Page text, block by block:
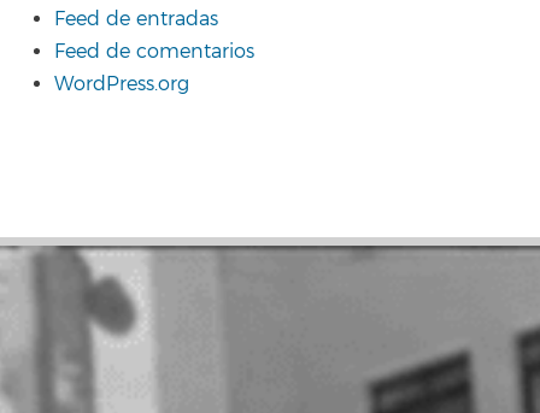
Feed de entradas
Feed de comentarios
WordPress.org